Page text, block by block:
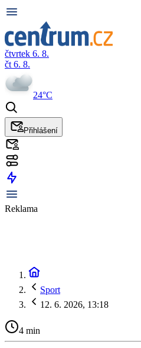
čtvrtek 6. 8.
čt 6. 8.
24°C
Přihlášení
Reklama
Sport
12. 6. 2026, 13:18
4 min